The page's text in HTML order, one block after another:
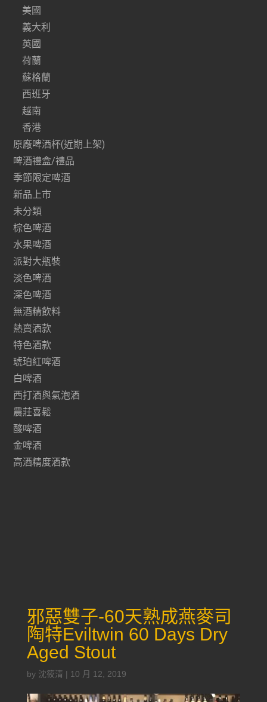
美國
義大利
英國
荷蘭
蘇格蘭
西班牙
越南
香港
原廠啤酒杯(近期上架)
啤酒禮盒/禮品
季節限定啤酒
新品上市
未分類
棕色啤酒
水果啤酒
派對大瓶裝
淡色啤酒
深色啤酒
無酒精飲料
熱賣酒款
特色酒款
琥珀紅啤酒
白啤酒
西打酒與氣泡酒
農莊喜鬆
酸啤酒
金啤酒
高酒精度酒款
邪惡雙子-60天熟成燕麥司
陶特Eviltwin 60 Days Dry
Aged Stout
by 沈筱清 | 10 月 12, 2019